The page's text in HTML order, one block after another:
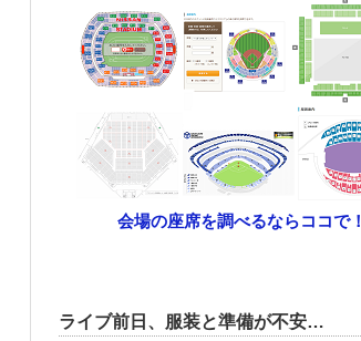
会場の座席を調べるならココで！
ライブ前日、服装と準備が不安…